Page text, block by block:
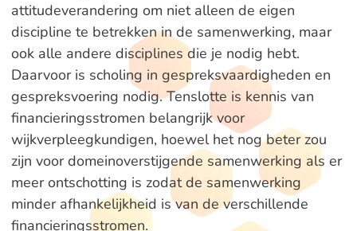
attitudeverandering om niet alleen de eigen
discipline te betrekken in de samenwerking, maar
ook alle andere disciplines die je nodig hebt.
Daarvoor is scholing in gespreksvaardigheden en
gespreksvoering nodig. Tenslotte is kennis van
financieringsstromen belangrijk voor
wijkverpleegkundigen, hoewel het nog beter zou
zijn voor domeinoverstijgende samenwerking als er
meer ontschotting is zodat de samenwerking
minder afhankelijkheid is van de verschillende
financieringsstromen.